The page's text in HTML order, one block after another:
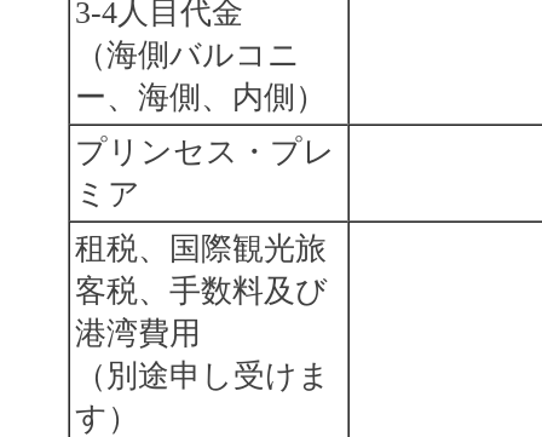
3-4人目代金
（海側バルコニ
ー、海側、内側）
プリンセス・プレ
ミア
租税、国際観光旅
客税、手数料及び
港湾費用
（別途申し受けま
す）